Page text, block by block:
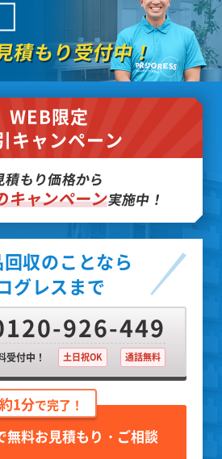
積もり受付中！
WEB限定
キャンペーン
積もり価格から
キャンペーン実施中！
収のことなら
グレスまで
926-449
受付中！ 土日祝OK 通話無料
約1分で完了！
無料お見積もり・ご相談